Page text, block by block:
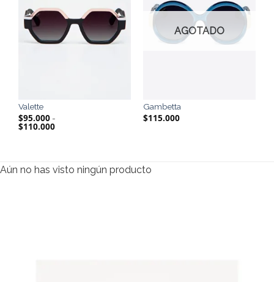
Valette
$95.000 -
$110.000Rango
hasta
$110.000
AGOTADO
Gambetta
$115.000
Aún no has visto ningún producto